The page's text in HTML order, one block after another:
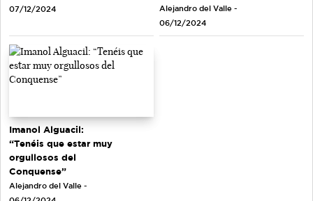
07/12/2024
Alejandro del Valle -
06/12/2024
Imanol Alguacil:
“Tenéis que estar muy
orgullosos del
Conquense”
Alejandro del Valle -